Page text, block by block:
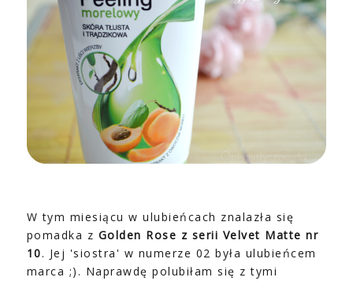
W tym miesiącu w ulubieńcach znalazła się
pomadka z Golden Rose z serii Velvet Matte nr
10. Jej 'siostra' w numerze 02 była ulubieńcem
marca ;). Naprawdę polubiłam się z tymi